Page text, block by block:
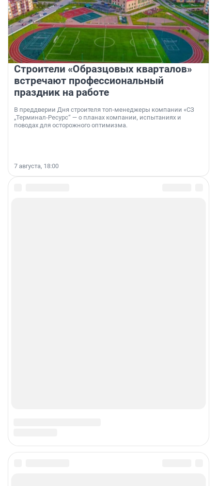
Строители «Образцовых кварталов»
встречают профессиональный
праздник на работе
В преддверии Дня строителя топ-менеджеры компании «СЗ
„Терминал-Ресурс“ — о планах компании, испытаниях и
поводах для осторожного оптимизма.
7 августа, 18:00